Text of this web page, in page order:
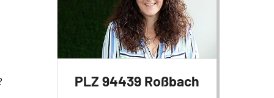
PLZ 94439 Roßbach